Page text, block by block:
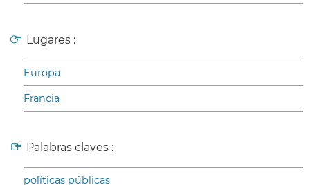
Lugares :
Europa
Francia
Palabras claves :
políticas públicas